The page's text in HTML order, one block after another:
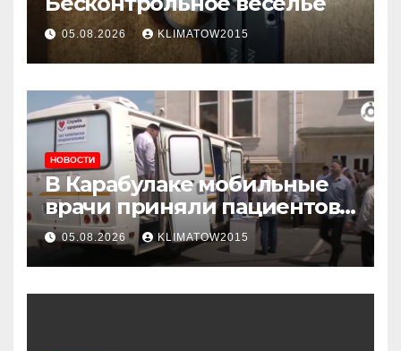
05.08.2026 KLIMATOW2015
НОВОСТИ
В Карабулаке мобильные
врачи приняли пациентов
у стен мечети
05.08.2026 KLIMATOW2015